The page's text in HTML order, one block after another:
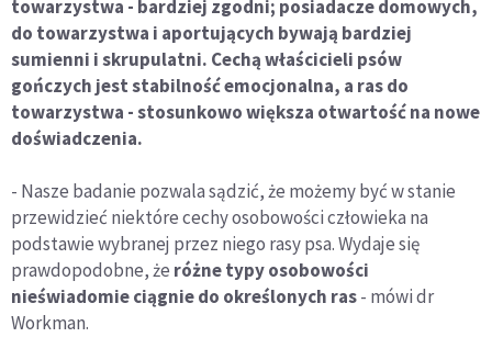
towarzystwa - bardziej zgodni; posiadacze domowych,
do towarzystwa i aportujących bywają bardziej
sumienni i skrupulatni. Cechą właścicieli psów
gończych jest stabilność emocjonalna, a ras do
towarzystwa - stosunkowo większa otwartość na nowe
doświadczenia.
- Nasze badanie pozwala sądzić, że możemy być w stanie
przewidzieć niektóre cechy osobowości człowieka na
podstawie wybranej przez niego rasy psa. Wydaje się
prawdopodobne, że różne typy osobowości
nieświadomie ciągnie do określonych ras- mówi dr
Workman.